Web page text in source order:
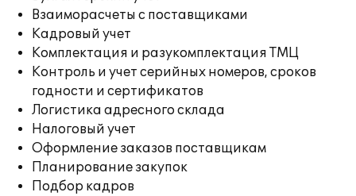
Взаиморасчеты с поставщиками
Кадровый учет
Комплектация и разукомплектация ТМЦ
Контроль и учет серийных номеров, сроков
годности и сертификатов
Логистика адресного склада
Налоговый учет
Оформление заказов поставщикам
Планирование закупок
Подбор кадров